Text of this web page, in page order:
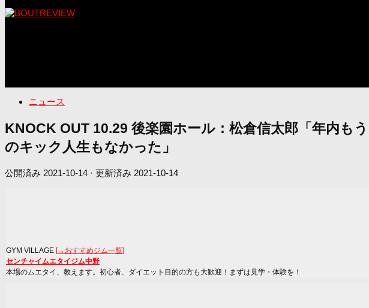
ニュース
KNOCK OUT 10.29 後楽園ホール：松倉信太郎「年内も
のキック人生もなかった」
公開済み 2021-10-14 · 更新済み 2021-10-14
GYM VILLAGE [→おすすめジム一覧]
センチャイムエタイジム中野
本場のムエタイ、教えます。初心者、ダイエット目的の方も大歓迎！まずは見学・体験を！